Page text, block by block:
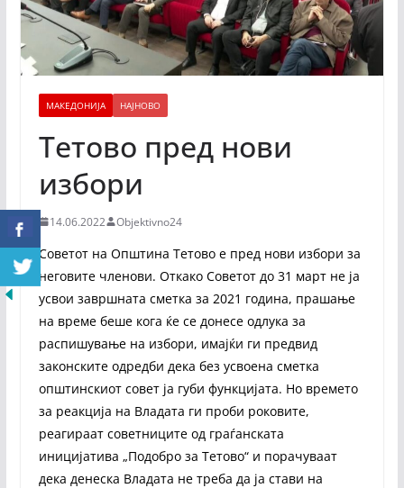
МАКЕДОНИЈА НАЈНОВО
Тетово пред нови
избори
14.06.2022 Objektivno24
Советот на Општина Тетово е пред нови избори за
неговите членови. Откако Советот до 31 март не ја
усвои завршната сметка за 2021 година, прашање
на време беше кога ќе се донесе одлука за
распишување на избори, имајќи ги предвид
законските одредби дека без усвоена сметка
општинскиот совет ја губи функцијата. Но времето
за реакција на Владата ги проби роковите,
реагираат советниците од граѓанската
иницијатива „Подобро за Тетово“ и порачуваат
дека денеска Владата не треба да ја стави на